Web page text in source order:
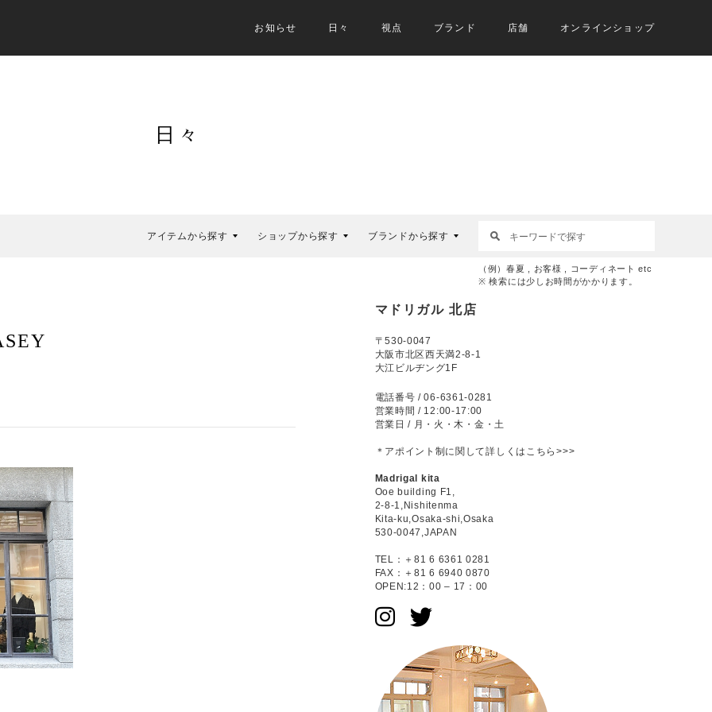
お知らせ 日々 視点 ブランド 店舗 オンラインショップ
日々
アイテムから探す ショップから探す ブランドから探す
（例）春夏 , お客様 , コーディネート etc
※ 検索には少しお時間がかかります。
マドリガル 北店
〒530-0047
大阪市北区西天満2-8-1
大江ビルヂング1F
電話番号 / 06-6361-0281
営業時間 / 12:00-17:00
営業日 / 月・火・木・金・土
＊アポイント制に関して詳しくはこちら>>>
Madrigal kita
Ooe building F1,
2-8-1,Nishitenma
Kita-ku,Osaka-shi,Osaka
530-0047,JAPAN
TEL：＋81 6 6361 0281
FAX：＋81 6 6940 0870
OPEN:12：00 – 17：00